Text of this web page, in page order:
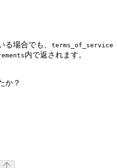
る場合でも、 terms_of_service
内で返されます。
か？